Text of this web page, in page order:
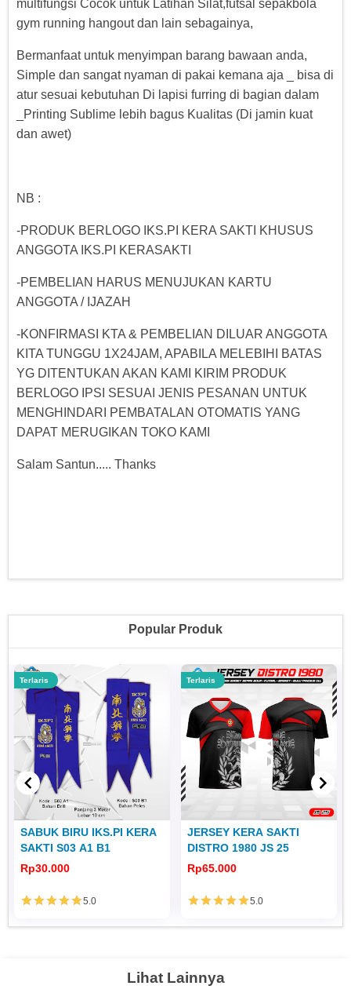
multifungsi Cocok untuk Latihan Silat,futsal sepakbola
gym running hangout dan lain sebagainya,
Bermanfaat untuk menyimpan barang bawaan anda,
Simple dan sangat nyaman di pakai kemana aja _ bisa di
atur sesuai kebutuhan Di lapisi furring di bagian dalam
_Printing Sublime lebih bagus Kualitas (Di jamin kuat
dan awet)
NB :
-PRODUK BERLOGO IKS.PI KERA SAKTI KHUSUS
ANGGOTA IKS.PI KERASAKTI
-PEMBELIAN HARUS MENUJUKAN KARTU
ANGGOTA / IJAZAH
-KONFIRMASI KTA & PEMBELIAN DILUAR ANGGOTA
KITA TUNGGU 1X24JAM, APABILA MELEBIHI BATAS
YG DITENTUKAN AKAN KAMI KIRIM PRODUK
BERLOGO IPSI SESUAI JENIS PESANAN UNTUK
MENGHINDARI PEMBATALAN OTOMATIS YANG
DAPAT MERUGIKAN TOKO KAMI
Salam Santun..... Thanks
Popular Produk
Terlaris
SABUK BIRU IKS.PI KERA
SAKTI S03 A1 B1
Rp30.000
5.0
Terlaris
JERSEY KERA SAKTI
DISTRO 1980 JS 25
Rp65.000
5.0
Lihat Lainnya